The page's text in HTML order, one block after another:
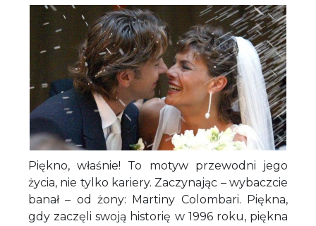
Piękno, właśnie! To motyw przewodni jego
życia, nie tylko kariery. Zaczynając – wybaczcie
banał – od żony: Martiny Colombari. Piękna,
gdy zaczęli swoją historię w 1996 roku, piękna